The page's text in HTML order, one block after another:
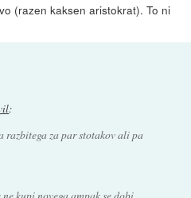
(razen kaksen aristokrat). To ni
:
razbitega za par stotakov ali pa